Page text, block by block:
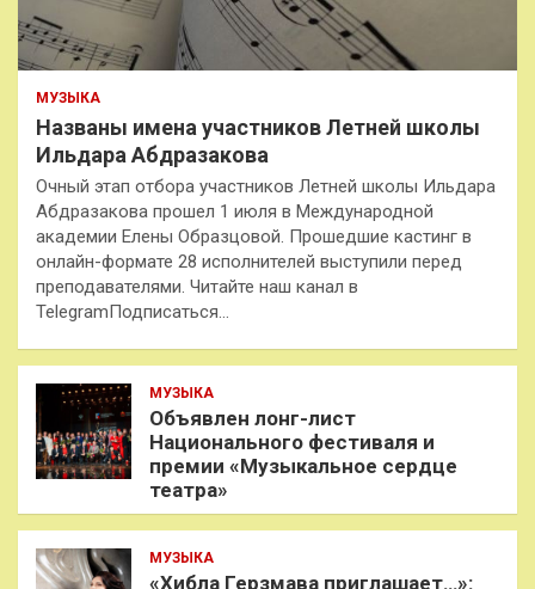
МУЗЫКА
Названы имена участников Летней школы
Ильдара Абдразакова
Очный этап отбора участников Летней школы Ильдара
Абдразакова прошел 1 июля в Международной
академии Елены Образцовой. Прошедшие кастинг в
онлайн-формате 28 исполнителей выступили перед
преподавателями. Читайте наш канал в
TelegramПодписаться…
МУЗЫКА
Объявлен лонг-лист
Национального фестиваля и
премии «Музыкальное сердце
театра»
МУЗЫКА
«Хибла Герзмава приглашает…»: